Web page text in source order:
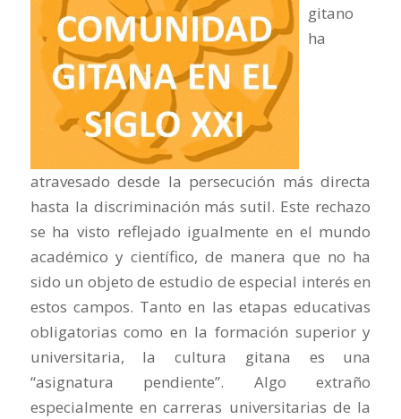
gitano
ha
atravesado desde la persecución más directa
hasta la discriminación más sutil. Este rechazo
se ha visto reflejado igualmente en el mundo
académico y científico, de manera que no ha
sido un objeto de estudio de especial interés en
estos campos. Tanto en las etapas educativas
obligatorias como en la formación superior y
universitaria, la cultura gitana es una
“asignatura pendiente”. Algo extraño
especialmente en carreras universitarias de la